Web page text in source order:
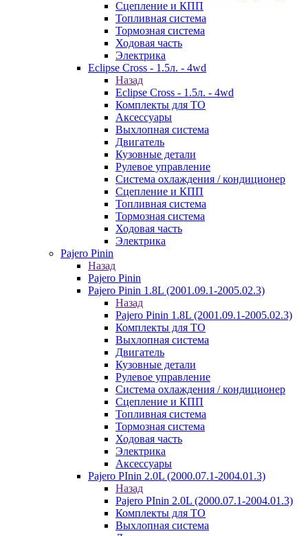
Сцепление и КПП
Топливная система
Тормозная система
Ходовая часть
Электрика
Eclipse Cross - 1.5л. - 4wd
Назад
Eclipse Cross - 1.5л. - 4wd
Комплекты для ТО
Аксессуары
Выхлопная система
Двигатель
Кузовные детали
Рулевое управление
Система охлаждения / кондиционер
Сцепление и КПП
Топливная система
Тормозная система
Ходовая часть
Электрика
Pajero Pinin
Назад
Pajero Pinin
Pajero Pinin 1.8L (2001.09.1-2005.02.3)
Назад
Pajero Pinin 1.8L (2001.09.1-2005.02.3)
Комплекты для ТО
Выхлопная система
Двигатель
Кузовные детали
Рулевое управление
Система охлаждения / кондиционер
Сцепление и КПП
Топливная система
Тормозная система
Ходовая часть
Электрика
Аксессуары
Pajero PInin 2.0L (2000.07.1-2004.01.3)
Назад
Pajero PInin 2.0L (2000.07.1-2004.01.3)
Комплекты для ТО
Выхлопная система